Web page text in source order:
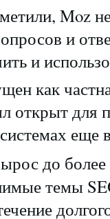
Moz
и
и
как
открыт для
еще
до более
темы